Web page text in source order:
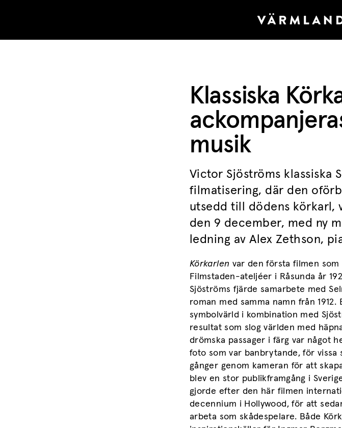
Klassiska
musik
Victor Sjöströms klassiska
filmatisering, där den
utsedd till dödens körkarl,
den 9 december, med ny
ledning av Alex Zethson,
Körkarlen var den första filmen som
Filmstaden-ateljéer i Råsunda år
Sjöströms fjärde samarbete med
roman med samma namn från
symbolvärld i kombination med
resultat som slog världen med
drömska passager i färg var något
foto som var banbrytande, för
gånger genom kameran för att
blev en stor publikframgång i
gjorde efter den här filmen
decennium i Hollywood, för att
arbeta som skådespelare. Både